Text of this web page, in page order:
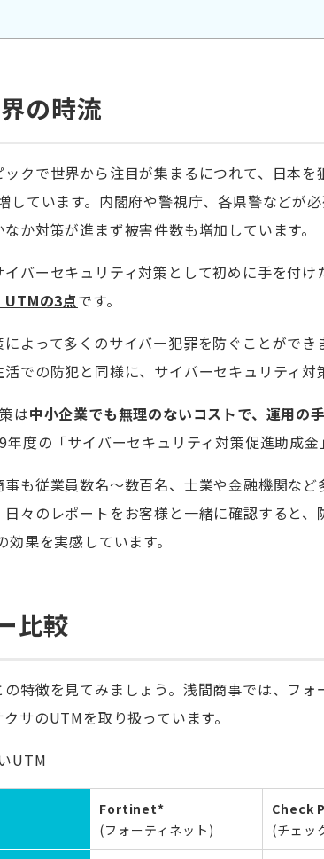
の時流
ックで世界から注目が集まるにつれて、日本
しています。内閣府や警視庁、各県警などが
か対策が進まず被害件数も増加しています。
バーセキュリティ対策として初めに手を付け
UTMの3点です。
によって多くのサイバー犯罪を防ぐことがで
での防犯と同様に、サイバーセキュリティ対
は中小企業でも無理のないコストで、運用の
年度の「サイバーセキュリティ対策促進助成
も従業員数名～数百名、士業や金融機関な
々のレポートをお客様と一緒に確認すると
果を実感しています。
比較
の特徴を見てみましょう。浅間商事では、フ
サのUTMを取り扱っています。
UTM
Fortinet*
(フォーティネット)
Check
(チェッ